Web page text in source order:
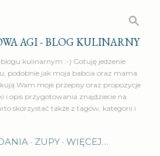
AGI - BLOG KULINARNY
kulinarnym :-) Gotuję jedzenie
podobnie jak moja babcia oraz mama.
Wam moje przepisy oraz propozycje
i opis przygotowania znajdziecie na
skorzystać także z tagów, kategorii i
ZUPY WIĘCEJ…